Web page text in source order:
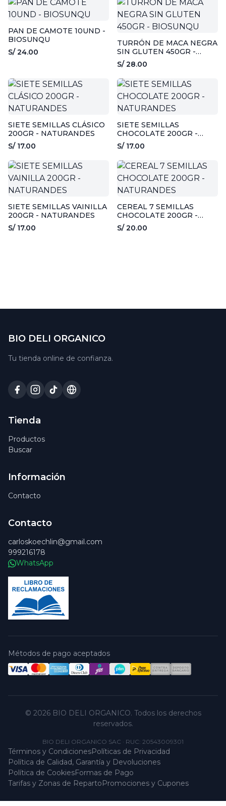
PAN DE CAMOTE 10UND -
BIOSUNQU
S/ 24.00
TURRÓN DE MACA NEGRA
SIN GLUTEN 450GR -
BIOSUNQU
S/ 28.00
SIETE SEMILLAS CLÁSICO
200GR - NATURANDES
S/ 17.00
SIETE SEMILLAS
CHOCOLATE 200GR -
NATURANDES
S/ 17.00
SIETE SEMILLAS VAINILLA
200GR - NATURANDES
S/ 17.00
CEREAL 7 SEMILLAS
CHOCOLATE 200GR -
NATURANDES
S/ 20.00
BIO DELI ORGANICO
Tu tienda online de confianza.
Tienda
Productos
Buscar
Información
Contacto
Contacto
carloskoechlin@gmail.com
999216178
WhatsApp
Métodos de pago aceptados
© 2026 BIO DELI ORGANICO. Todos los derechos
reservados.
BIO DELI ORGANICO SAC · RUC: 20543009301
Términos y CondicionesPolíticas de Privacidad
Política de Calidad, Garantía y Devoluciones
Política de CookiesFormas de Pago
Tarifas y Zonas de RepartoPromociones y Cupones